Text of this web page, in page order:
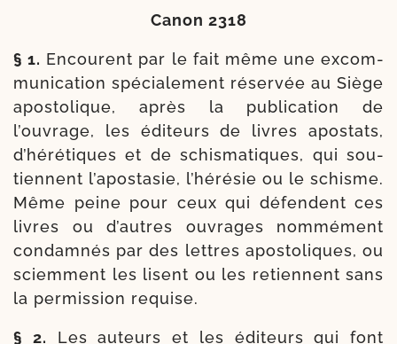
Canon 2318
§ 1. Encourent par le fait même une excom­
mu­ni­ca­tion spé­cia­le­ment réser­vée au Siège
apos­to­lique, après la publi­ca­tion de
l’ouvrage, les édi­teurs de livres apos­tats,
d’hérétiques et de schis­ma­tiques, qui sou­
tiennent l’apostasie, l’hérésie ou le schisme.
Même peine pour ceux qui défendent ces
livres ou d’autres ouvrages nom­mé­ment
condam­nés par des lettres apos­to­liques, ou
sciem­ment les lisent ou les retiennent sans
la per­mis­sion requise.
§ 2. Les auteurs et les édi­teurs qui font